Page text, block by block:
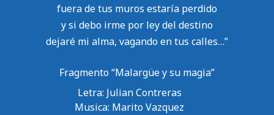
fuera de tus muros estaría perdido
y si debo irme por ley del destino
dejaré mi alma, vagando en tus calles…”
Fragmento “Malargüe y su magia”
Letra: Julian Contreras
Musica: Marito Vazquez